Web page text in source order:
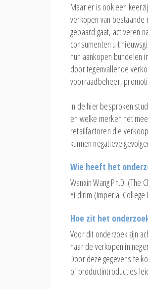
Maar er is ook een
verkopen van
gepaard gaat, activeren
consumenten uit
hun aankopen bundelen
door tegenvallende
voorraadbeheer,
In de hier besproken
en welke merken het
retailfactoren die
kunnen negatieve
Wie heeft het
Wanxin Wang Ph.D.
Yildirim (Imperial College
Hoe zit het
Voor dit onderzoek zijn
naar de verkopen in
Door deze gegevens te
of productintroducties